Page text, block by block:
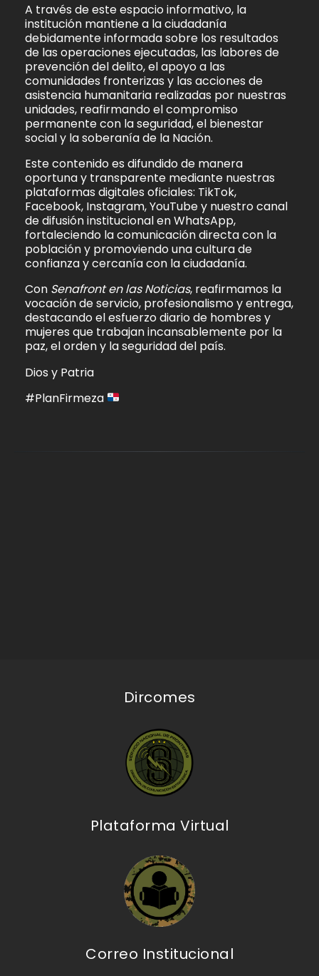
A través de este espacio informativo, la
institución mantiene a la ciudadanía
debidamente informada sobre los resultados
de las operaciones ejecutadas, las labores de
prevención del delito, el apoyo a las
comunidades fronterizas y las acciones de
asistencia humanitaria realizadas por nuestras
unidades, reafirmando el compromiso
permanente con la seguridad, el bienestar
social y la soberanía de la Nación.
Este contenido es difundido de manera
oportuna y transparente mediante nuestras
plataformas digitales oficiales: TikTok,
Facebook, Instagram, YouTube y nuestro canal
de difusión institucional en WhatsApp,
fortaleciendo la comunicación directa con la
población y promoviendo una cultura de
confianza y cercanía con la ciudadanía.
Con Senafront en las Noticias, reafirmamos la
vocación de servicio, profesionalismo y entrega,
destacando el esfuerzo diario de hombres y
mujeres que trabajan incansablemente por la
paz, el orden y la seguridad del país.
Dios y Patria
#PlanFirmeza
Dircomes
Plataforma Virtual
Correo Institucional